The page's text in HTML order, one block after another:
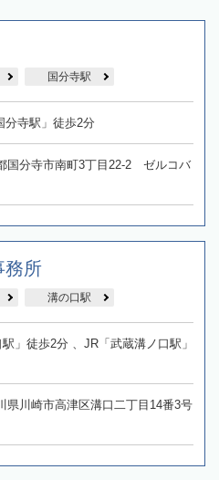
国分寺駅
分寺駅」徒歩2分
国分寺市南町3丁目22-2 ゼルコバ
務所
溝の口駅
」徒歩2分 、JR「武蔵溝ノ口駅」
県川崎市高津区溝口二丁目14番3号